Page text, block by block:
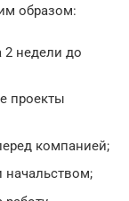
образом:
2 недели до
проекты
компанией;
начальством;